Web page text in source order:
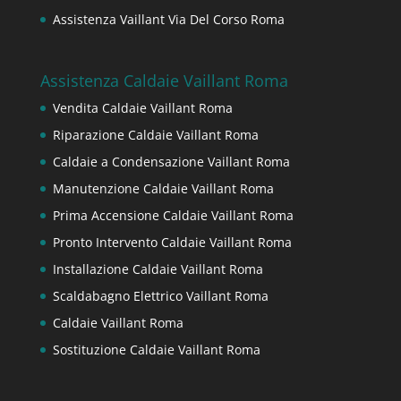
Assistenza Vaillant Via Del Corso Roma
Assistenza Caldaie Vaillant Roma
Vendita Caldaie Vaillant Roma
Riparazione Caldaie Vaillant Roma
Caldaie a Condensazione Vaillant Roma
Manutenzione Caldaie Vaillant Roma
Prima Accensione Caldaie Vaillant Roma
Pronto Intervento Caldaie Vaillant Roma
Installazione Caldaie Vaillant Roma
Scaldabagno Elettrico Vaillant Roma
Caldaie Vaillant Roma
Sostituzione Caldaie Vaillant Roma